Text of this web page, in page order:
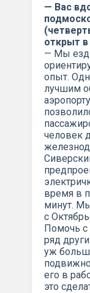
— Вас
открыт в
— Мы
опыт.
лучшим
человек
время в
минут.
с
Помочь
ряд
уж
его в
это